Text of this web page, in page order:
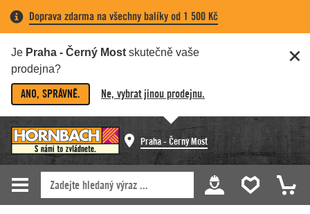
Doprava zdarma na všechny balíky od 1 500 Kč
Je Praha - Černý Most skutečně vaše
prodejna?
ANO, SPRÁVNĚ. Ne, vybrat jinou prodejnu.
Praha - Černý Most